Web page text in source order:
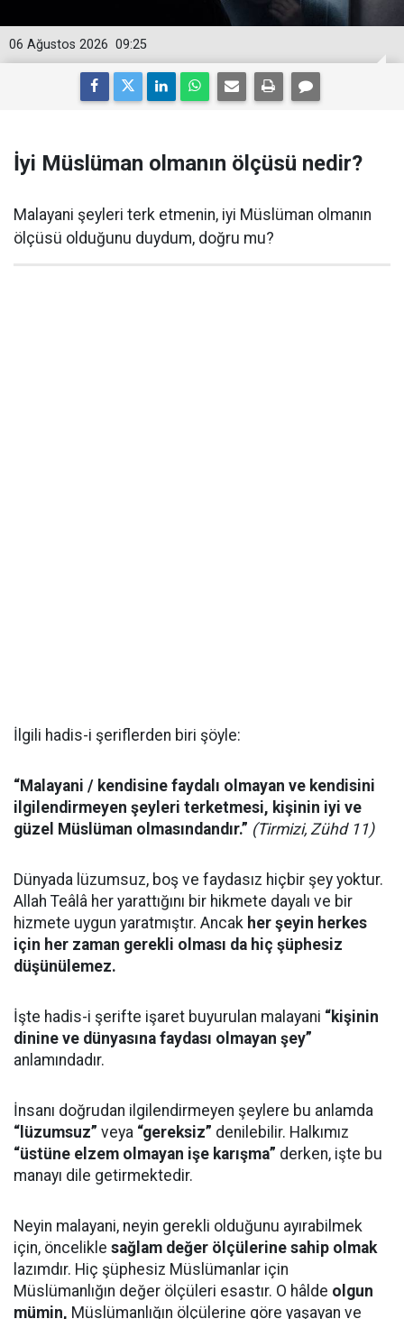
09:25
06 Ağustos 2026
İyi Müslüman olmanın ölçüsü nedir?
Malayani şeyleri terk etmenin, iyi Müslüman olmanın
ölçüsü olduğunu duydum, doğru mu?
İlgili hadis-i şeriflerden biri şöyle:
“Malayani / kendisine faydalı olmayan ve kendisini
ilgilendirmeyen şeyleri terketmesi, kişinin iyi ve
güzel Müslüman olmasındandır.” (Tirmizi, Zühd 11)
Dünyada lüzumsuz, boş ve faydasız hiçbir şey yoktur.
Allah Teâlâ her yarattığını bir hikmete dayalı ve bir
hizmete uygun yaratmıştır. Ancak her şeyin herkes
için her zaman gerekli olması da hiç şüphesiz
düşünülemez.
İşte hadis-i şerifte işaret buyurulan malayani “kişinin
dinine ve dünyasına faydası olmayan şey”
anlamındadır.
İnsanı doğrudan ilgilendirmeyen şeylere bu anlamda
“lüzumsuz” veya “gereksiz” denilebilir. Halkımız
“üstüne elzem olmayan işe karışma” derken, işte bu
manayı dile getirmektedir.
Neyin malayani, neyin gerekli olduğunu ayırabilmek
için, öncelikle sağlam değer ölçülerine sahip olmak
lazımdır. Hiç şüphesiz Müslümanlar için
Müslümanlığın değer ölçüleri esastır. O hâlde olgun
mümin, Müslümanlığın ölçülerine göre yaşayan ve